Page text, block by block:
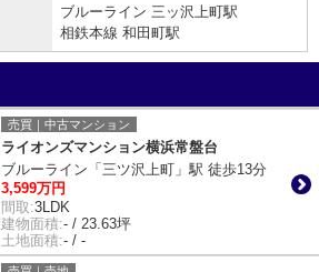
ブルーライン 三ッ沢上町駅
相鉄本線 和田町駅
売買｜中古マンション
ライオンズマンション横浜常盤台
ブルーライン「三ツ沢上町」駅 徒歩13分
3,599万円
間取:3LDK
建物面積:- / 23.63坪
土地面積:- / -